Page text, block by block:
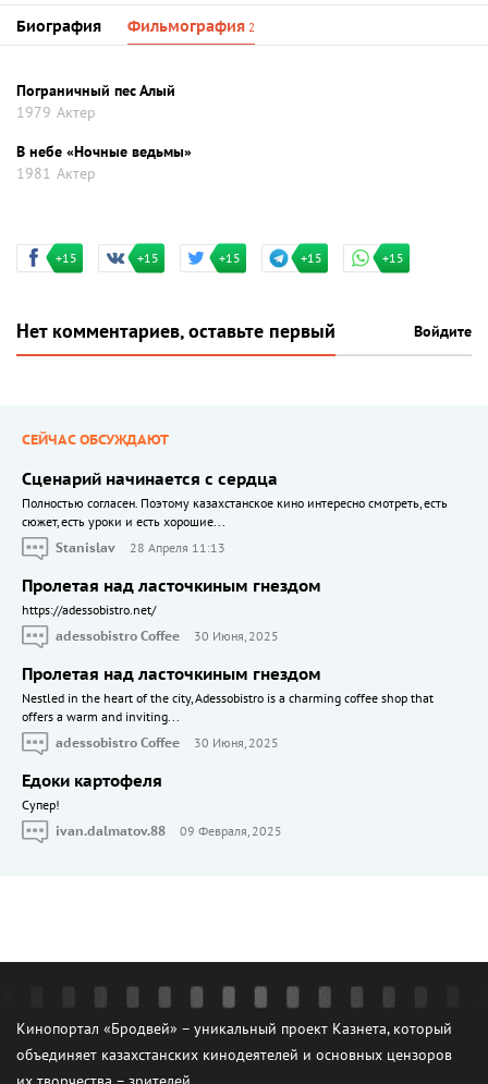
Биография Фильмография 2
Пограничный пес Алый
1979 Актер
В небе «Ночные ведьмы»
1981 Актер
+15 +15 +15 +15 +15
Нет комментариев, оставьте первый Войдите
СЕЙЧАС ОБСУЖДАЮТ
Сценарий начинается с сердца
Полностью согласен. Поэтому казахстанское кино интересно смотреть, есть
сюжет, есть уроки и есть хорошие...
Stanislav
28 Апреля 11:13
Пролетая над ласточкиным гнездом
https://adessobistro.net/
adessobistro Coffee
30 Июня, 2025
Пролетая над ласточкиным гнездом
Nestled in the heart of the city, Adessobistro is a charming coffee shop that
offers a warm and inviting...
adessobistro Coffee
30 Июня, 2025
Едоки картофеля
Cупер!
ivan.dalmatov.88
09 Февраля, 2025
Кинопортал «Бродвей» – уникальный проект Казнета, который
объединяет казахстанских кинодеятелей и основных цензоров